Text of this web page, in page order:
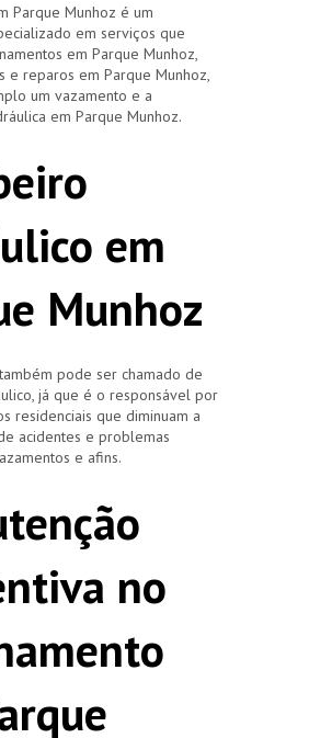
Parque Munhoz é um
em serviços que
em Parque Munhoz,
e reparos em Parque Munhoz,
um vazamento e a
em Parque Munhoz.
em
Munhoz
pode ser chamado de
já que é o responsável por
residenciais que diminuam a
acidentes e problemas
e afins.
no